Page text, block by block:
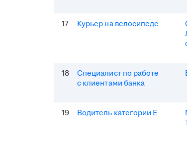
17 Курьер на велосипеде
18
Специалист по работе
с клиентами банка
19 Водитель категории Е